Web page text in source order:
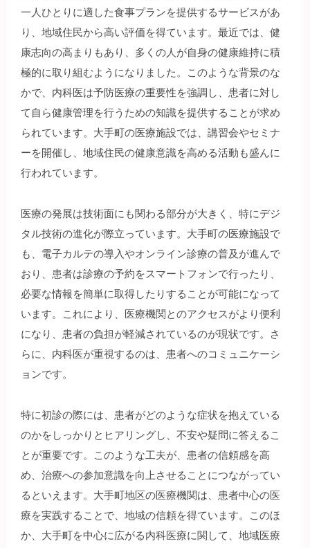
一人ひとりに適した食事プランを提供するサービスがあ
り、地域住民から高い評価を得ています。最近では、健
康志向の高まりもあり、多くの人が自身の健康維持に積
極的に取り組むようになりました。このような背景のな
かで、内科医は予防医療の重要性を強調し、患者に対し
て自ら健康管理を行うための知識を提供することが求め
られています。大手町の医療施設では、講習会やセミナ
ーを開催し、地域住民の健康意識を高める活動も盛んに
行われています。
医療の発展は技術面にも関わる部分が大きく、特にデジ
タル技術の進化が際立っています。大手町の医療施設で
も、電子カルテの導入やオンライン診療の普及が進んで
おり、患者は診療の予約をスマートフォンで行ったり、
必要な情報を簡単に取得したりすることが可能になって
います。これにより、医療機関とのアクセスがより便利
になり、患者の負担が軽減されているのが現状です。さ
らに、内科医が重視するのは、患者へのコミュニケーシ
ョンです。
特に初診の際には、患者がどのような症状を抱えている
のかをしっかりとヒアリングし、不安や疑問に答えるこ
とが重要です。このような工夫が、患者の信頼感を高
め、治療への参加意識を向上させることにつながってい
るといえます。大手町地区の医療機関は、患者中心の医
療を実践することで、地域の信頼を得ています。このほ
か、大手町を中心に広がる内科医療に関して、地域医療